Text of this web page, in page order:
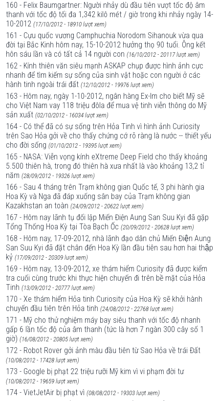
160 - Felix Baumgartner: Người nhảy dù đầu tiên vượt tốc độ âm
thanh với tốc độ tối đa 1,342 kilô mét / giờ trong khi nhảy ngày 14-
10-2012 (17/10/2012 - 18910 lượt xem)
161 - Cựu quốc vương Camphuchia Norodom Sihanouk vừa qua
đời tại Bắc Kinh hôm nay, 15-10-2012 hưởng thọ 90 tuổi. Ông kết
hôn sáu lần và có tất cả 14 người con (16/10/2012 - 20117 lượt xem)
162 - Kính thiên văn siêu mạnh ASKAP chụp được hình ảnh cực
nhanh để tìm kiếm sự sống của sinh vật hoặc con người ở các
hành tinh ngoài trái đất (12/10/2012 - 19976 lượt xem)
163 - Hôm nay, ngày 1-10-2012, ngân hàng Ex-Im cho biết Mỹ sẽ
cho Việt Nam vay 118 triệu đôla để mua vệ tinh viễn thông do Mỹ
sản xuất (02/10/2012 - 16034 lượt xem)
164 - Có thể đã có sự sống trên Hỏa Tinh vì hình ảnh Curiosity
trên Sao Hỏa gởi về cho thấy chứng cớ rõ ràng là nước -- thiết yếu
cho đời sống (01/10/2012 - 19395 lượt xem)
165 - NASA: Viễn vọng kính eXtreme Deep Field cho thấy khoảng
5.500 thiên hà, trong đó thiên hà xưa nhất là vào khoảng 13,2 tỉ
năm (28/09/2012 - 19326 lượt xem)
166 - Sau 4 tháng trên Trạm không gian Quốc tế, 3 phi hành gia
Hoa Kỳ và Nga đã đáp xuống sân bay của Trạm không gian
Kazakhstan an toàn (24/09/2012 - 20622 lượt xem)
167 - Hôm nay lãnh tụ đối lập Miến Điện Aung San Suu Kyi đã gặp
Tổng Thống Hoa Kỳ tại Tòa Bạch Ốc (20/09/2012 - 20628 lượt xem)
168 - Hôm nay, 17-09-2012, nhà lãnh đạo dân chủ Miến Điện Aung
San Suu Kyi đã đặt chân đến Hoa Kỳ lần đầu tiên sau hơn hai thập
kỷ (17/09/2012 - 20309 lượt xem)
169 - Hôm nay, 13-09-2012, xe thám hiểm Curiosity đã được kiểm
tra cuối cùng trước khi thực hiện chuyến đi trên bề mặt của Hỏa
Tinh (13/09/2012 - 20777 lượt xem)
170 - Xe thám hiểm Hỏa tinh Curiosity của Hoa Kỳ sẽ khởi hành
chuyến đầu tiên trên Hỏa tinh (24/08/2012 - 22768 lượt xem)
171 - Mỹ cho thử nghiệm máy bay siêu thanh với tốc độ nhanh
gấp 6 lần tốc độ của âm thanh (tức là hơn 7 ngàn 300 cây số 1
giờ) (16/08/2012 - 20805 lượt xem)
172 - Robot Rover gởi ảnh màu đầu tiên từ Sao Hỏa về trái Đất
(10/08/2012 - 17428 lượt xem)
173 - Google bị phạt 22 triệu rưỡi Mỹ kim vì vi phạm đời tư
(10/08/2012 - 19659 lượt xem)
174 - VietJetAir bị phạt vì (08/08/2012 - 19303 lượt xem)